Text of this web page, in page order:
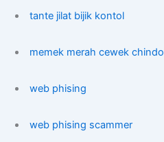
tante jilat bijik kontol
memek merah cewek chindo
web phising
web phising scammer